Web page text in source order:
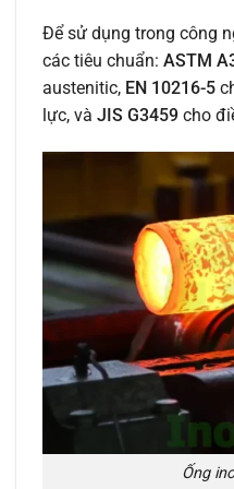
Để sử dụng trong công
các tiêu chuẩn: ASTM
austenitic, EN 10216-5
lực, và JIS G3459 cho
Ống